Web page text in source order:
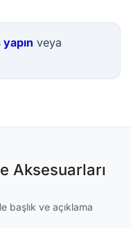
veya
Aksesuarları
başlık ve açıklama